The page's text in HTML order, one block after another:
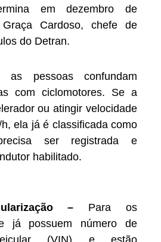
em dezembro de
Graça Cardoso, chefe de
do Detran.
pessoas confundam
com ciclomotores. Se a
ou atingir velocidade
ela já é classificada como
ser registrada e
habilitado.
– Para os
já possuem número de